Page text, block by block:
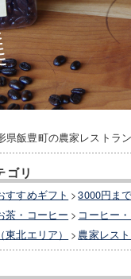
飯豊町の農家レストラ
ゴリ
すすめギフト >3000円ま
茶・コーヒー > コーヒー
東北エリア） > 農家レス